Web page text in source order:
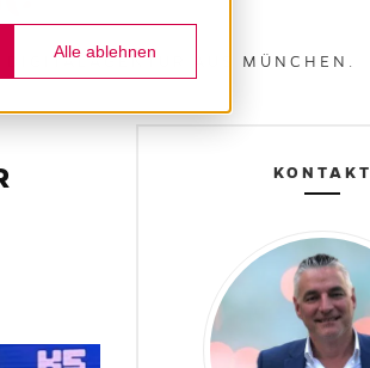
Alle ablehnen
AUS MÜNCHEN.
KONTAKT